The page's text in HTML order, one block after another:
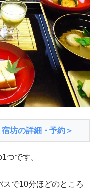
宿坊の詳細・予約＞
つです。
で10分ほどのところ